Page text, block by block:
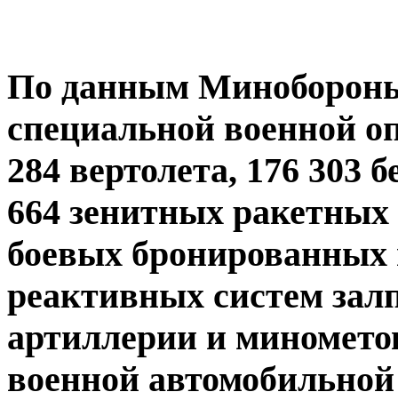
По данным
специальной военной
284 вертолета, 176 303
664 зенитных ракетных
боевых
реактивных систем
артиллерии и
военной